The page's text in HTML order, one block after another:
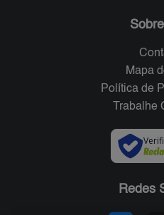
Mapa
Política de
Trabalhe
Redes